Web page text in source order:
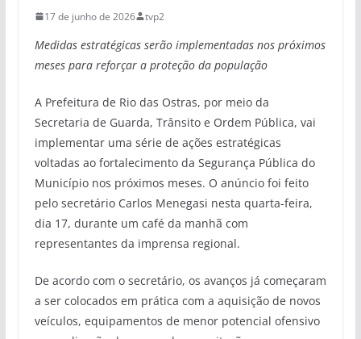
17 de junho de 2026 tvp2
Medidas estratégicas serão implementadas nos próximos
meses para reforçar a proteção da população
A Prefeitura de Rio das Ostras, por meio da
Secretaria de Guarda, Trânsito e Ordem Pública, vai
implementar uma série de ações estratégicas
voltadas ao fortalecimento da Segurança Pública do
Município nos próximos meses. O anúncio foi feito
pelo secretário Carlos Menegasi nesta quarta-feira,
dia 17, durante um café da manhã com
representantes da imprensa regional.
De acordo com o secretário, os avanços já começaram
a ser colocados em prática com a aquisição de novos
veículos, equipamentos de menor potencial ofensivo